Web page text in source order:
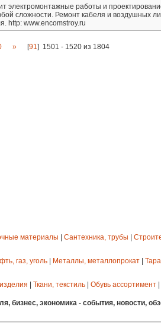
работы и
сложности. Ремонт кабеля и воздушных
http: www.encomstroy.ru
» [91] 1501 - 1520 из 1804
материалы Сантехника, трубы
газ, уголь Металлы, металлопрокат
Ткани, текстиль Обувь ассортимент
бизнес, экономика - события, новости,